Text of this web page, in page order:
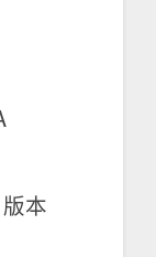
本